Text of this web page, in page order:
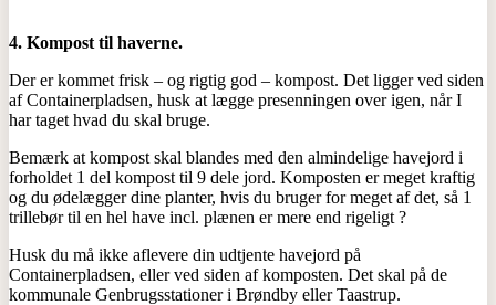
4. Kompost til haverne.
Der er kommet frisk – og rigtig god – kompost. Det ligger ved siden
af Containerpladsen, husk at lægge presenningen over igen, når I
har taget hvad du skal bruge.
Bemærk at kompost skal blandes med den almindelige havejord i
forholdet 1 del kompost til 9 dele jord. Komposten er meget kraftig
og du ødelægger dine planter, hvis du bruger for meget af det, så 1
trillebør til en hel have incl. plænen er mere end rigeligt ?
Husk du må ikke aflevere din udtjente havejord på
Containerpladsen, eller ved siden af komposten. Det skal på de
kommunale Genbrugsstationer i Brøndby eller Taastrup.